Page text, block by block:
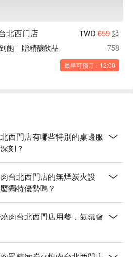
北西门店 TWD 659 起
飽｜贈精釀飲品
758
最早可预订：12:00
西門店有哪些特別的桌邊服
刻？
台北西門店的無煙炭火設
獨特優勢嗎？
肉台北西門店用餐，氣氛會